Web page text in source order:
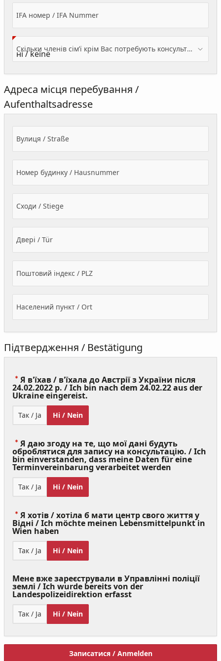
IFA номер / IFA Nummer
Скільки членів сім’ї крім Вас потребують консультації? / Wieviele Familienmitglieder brauchen Beratung - zusätzlich zu Ihnen?
Адреса місця перебування /
Aufenthaltsadresse
Вулиця / Straße
Номер будинку / Hausnummer
Сходи / Stiege
Двері / Tür
Поштовий індекс / PLZ
Населений пункт / Ort
Підтвердження / Bestätigung
Я в'їхав / в'їхала до Австрії з України після
24.02.2022 р. / Ich bin nach dem 24.02.22 aus der
Ukraine eingereist.
Required)
Так / Ja Ні / Nein
Я даю згоду на те, що мої дані будуть
оброблятися для запису на консультацію. / Ich
bin einverstanden, dass meine Daten für eine
Terminvereinbarung verarbeitet werden
Так / Ja Ні / Nein
Я хотів / хотіла б мати центр свого життя у
Відні / Ich möchte meinen Lebensmittelpunkt in
Wien haben
Required)
Так / Ja Ні / Nein
Мене вже зареєстрували в Управлінні поліції
землі / Ich wurde bereits von der
Landespolizeidirektion erfasst
Так / Ja Ні / Nein
Записатися / Anmelden